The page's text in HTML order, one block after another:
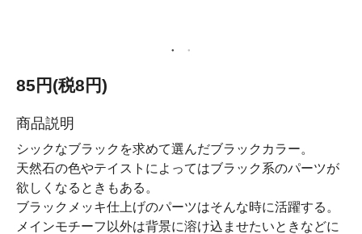
85円(税8円)
商品説明
シックなブラックを求めて選んだブラックカラー。
天然石の色やテイストによってはブラック系のパーツが
欲しくなるときもある。
ブラックメッキ仕上げのパーツはそんな時に活躍する。
メインモチーフ以外は背景に溶け込ませたいときなどに